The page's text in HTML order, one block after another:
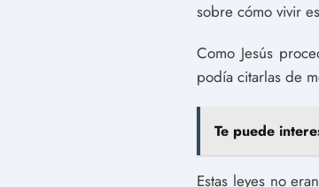
sobre cómo vivir
Como Jesús
podía citarlas de
Te puede
Estas leyes no